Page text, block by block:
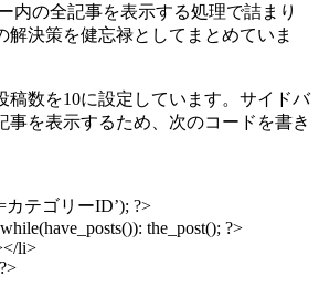
内の全記事を表示する処理で詰まり
解決策を健忘禄としてまとめていま
稿数を10に設定しています。サイドバ
事を表示するため、次のコードを書き
カテゴリーID’); ?>
the_post(); ?>
li>